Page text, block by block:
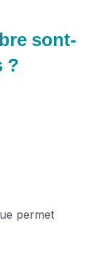
sont-
?
permet